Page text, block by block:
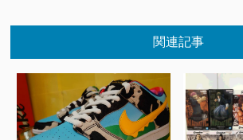
関連記事